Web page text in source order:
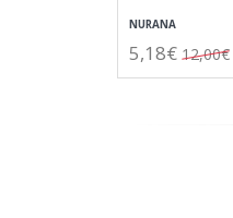
NURANA
5,18€ 12,00€